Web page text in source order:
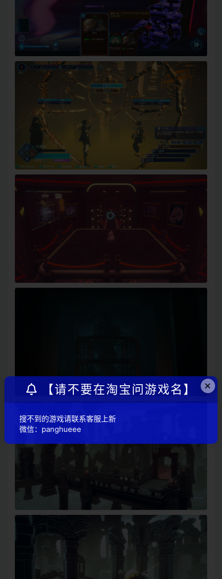
×
【请不要在淘宝问游戏名】
搜不到的游戏请联系客服上新
微信：panghueee